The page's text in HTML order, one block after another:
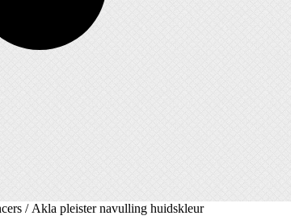
/ Akla pleister navulling huidskleur